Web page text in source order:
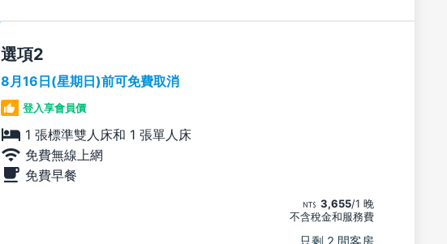
選項
8月16日(星期日)前可免費取消
登入享會員價
1 張標準雙人床和 1 張單人床
免費無線上網
免費早餐
3,655/1 晚
不含稅金和服務費